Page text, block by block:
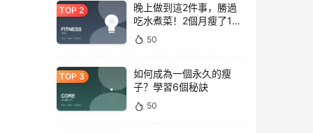
晚上做到這2件事，勝過
吃水煮菜！2個月瘦了15
斤，腰圍下降6cm
50
如何成為一個永久的瘦
子？學習6個秘訣
50